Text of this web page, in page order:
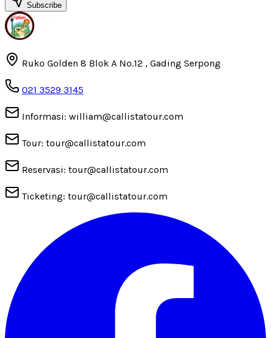
Subscribe
Ruko Golden 8 Blok A No.12 , Gading Serpong
021 3529 3145
Informasi: william@callistatour.com
Tour: tour@callistatour.com
Reservasi: tour@callistatour.com
Ticketing: tour@callistatour.com